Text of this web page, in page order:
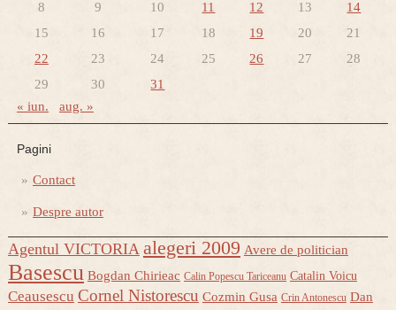
8
9 10 11 12 13
14
15
16 17 18 19 20
21
22
23 24 25 26 27
28
29
30 31
« iun. aug. »
Pagini
Contact
Despre autor
Agentul VICTORIA alegeri 2009 Avere de politician
Basescu Bogdan Chirieac Calin Popescu Tariceanu Catalin Voicu
Ceausescu Cornel Nistorescu Cozmin Gusa Crin Antonescu Dan